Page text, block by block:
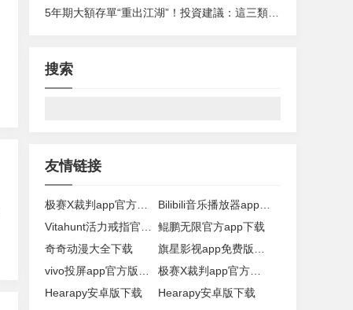
5年期大額存單“重出江湖”！投資建議：這三類投資者適合入手
搜索
友情链接
极赛X裁判app官方版下载
Bilibili音乐播放器app下载
鲲鹏无限官方app下载
奇奇动漫大全下载
极赛X裁判app官方版下载
Hearapy安卓版下载
Hearapy安卓版下载